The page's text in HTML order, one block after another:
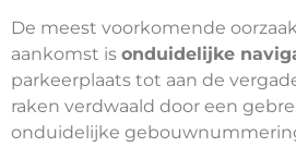
De meest voorkomende
aankomst is onduidelijke
parkeerplaats tot aan de
raken verdwaald door een
onduidelijke